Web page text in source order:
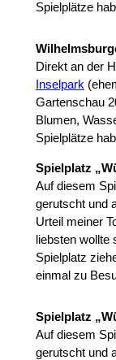
Spielplätze
Direkt an der
Inselpark
Gartenschau
Blumen,
Spielplätze
Spielplatz
Auf diesem
gerutscht und
Urteil meiner
liebsten
Spielplatz
einmal zu
Spielplatz
Auf diesem
gerutscht und